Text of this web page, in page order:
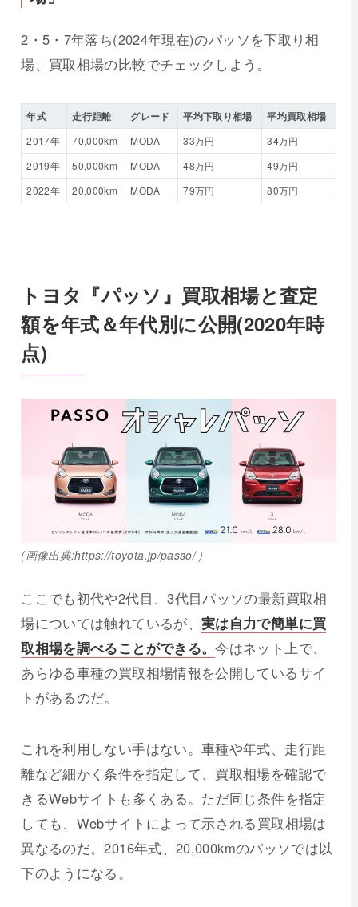
2・5・7年落ち(2024年現在)のパッソを下取り相
場、買取相場の比較でチェックしよう。
年式 走行距離 グレード 平均下取り相場 平均買取相場
2017年 70,000km MODA 33万円
34万円
2019年
50,000km MODA 48万円
49万円
2022年
20,000km MODA 79万円 80万円
トヨタ『パッソ』買取相場と査定
額を年式＆年代別に公開(2020年時
点)
(画像出典:https://toyota.jp/passo/ )
ここでも初代や2代目、3代目パッソの最新買取相
場については触れているが、実は自力で簡単に買
取相場を調べることができる。今はネット上で、
あらゆる車種の買取相場情報を公開しているサイ
トがあるのだ。
これを利用しない手はない。車種や年式、走行距
離など細かく条件を指定して、買取相場を確認で
きるWebサイトも多くある。ただ同じ条件を指定
しても、Webサイトによって示される買取相場は
異なるのだ。2016年式、20,000kmのパッソでは以
下のようになる。